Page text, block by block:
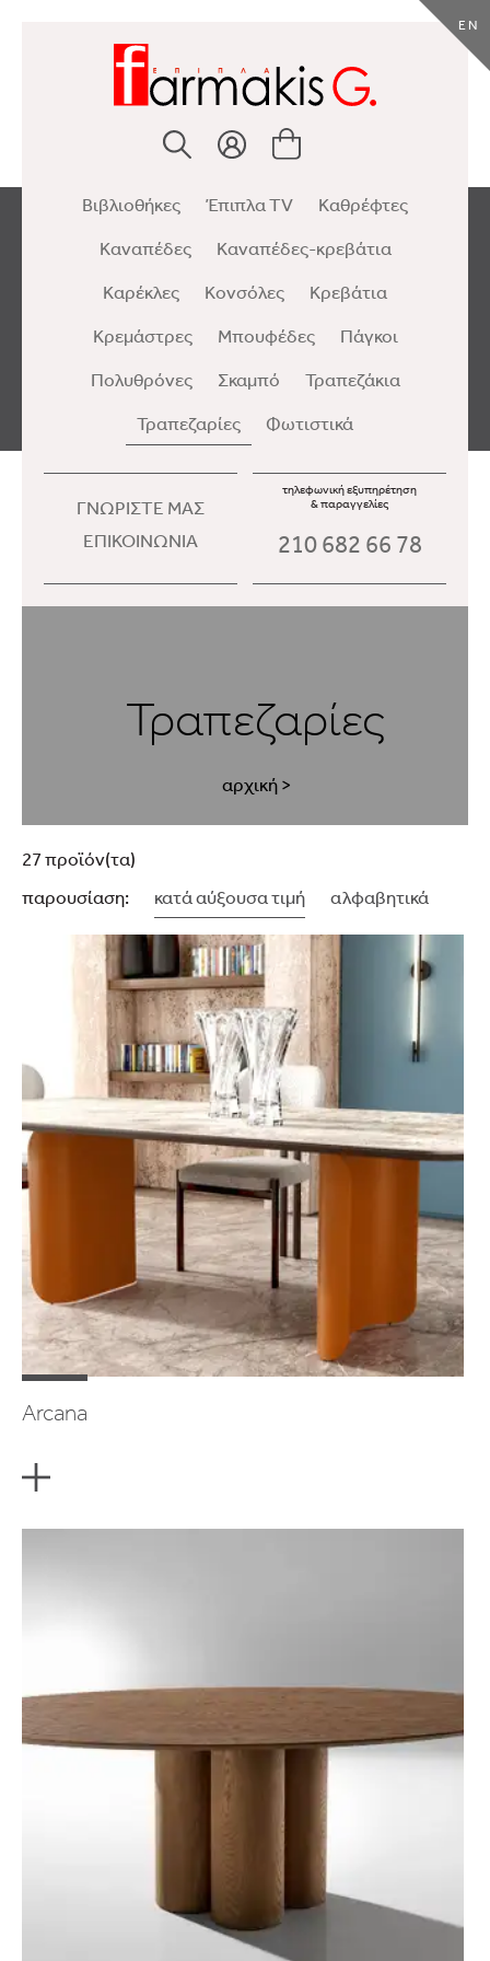
EN
Βιβλιοθήκες Έπιπλα TV
Καθρέφτες
Καναπέδες
Καναπέδες-κρεβάτια
Καρέκλες
Κονσόλες
Κρεβάτια
Κρεμάστρες
Μπουφέδες
Πάγκοι
Πολυθρόνες
Σκαμπό
Τραπεζάκια
Τραπεζαρίες
Φωτιστικά
ΓΝΩΡΙΣΤΕ ΜΑΣ
ΕΠΙΚΟΙΝΩΝΙΑ
τηλεφωνική εξυπηρέτηση
& παραγγελίες
210 682 66 78
αρχική>
Τραπεζαρίες
27 προϊόν(τα)
παρουσίαση:
κατά αύξουσα τιμή αλφαβητικά
Arcana